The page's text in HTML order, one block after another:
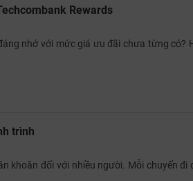
Rewards
nhớ với mức giá ưu đãi chưa từng có?
trình
khoăn đối với nhiều người. Mỗi chuyến đi